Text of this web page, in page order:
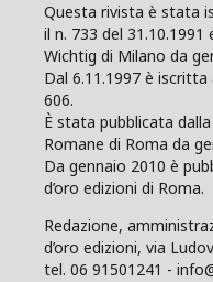
Questa rivista è stata
il n. 733 del
Wichtig di Milano da
Dal 6.11.1997 è iscritta
606.
È stata pubblicata
Romane di Roma da
Da gennaio 2010 è
d’oro edizioni di Roma.
Redazione,
d’oro edizioni, via
tel. 06 91501241 -